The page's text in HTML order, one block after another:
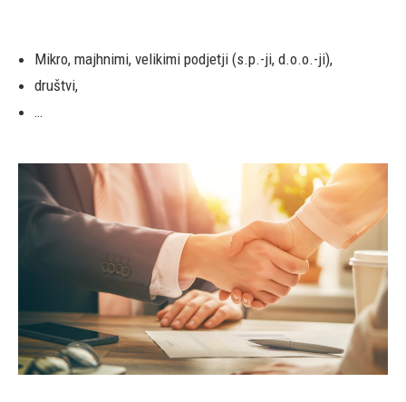
Mikro, majhnimi, velikimi podjetji (s.p.-ji, d.o.o.-ji),
društvi,
…